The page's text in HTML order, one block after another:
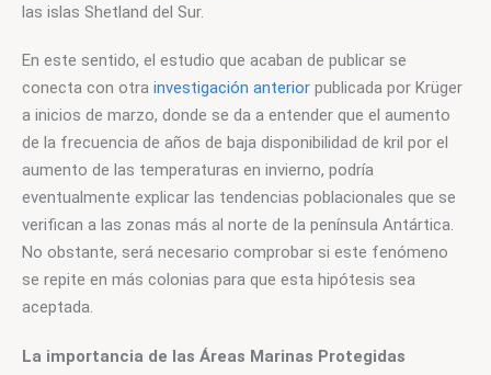
las islas Shetland del Sur.
En este sentido, el estudio que acaban de publicar se
conecta con otra investigación anterior publicada por Krüger
a inicios de marzo, donde se da a entender que el aumento
de la frecuencia de años de baja disponibilidad de kril por el
aumento de las temperaturas en invierno, podría
eventualmente explicar las tendencias poblacionales que se
verifican a las zonas más al norte de la península Antártica.
No obstante, será necesario comprobar si este fenómeno
se repite en más colonias para que esta hipótesis sea
aceptada.
La importancia de las Áreas Marinas Protegidas